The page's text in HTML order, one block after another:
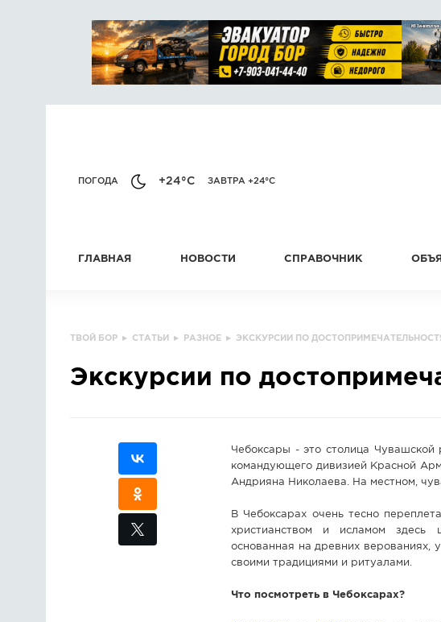
ПОГОДА +24°C ЗАВТРА +24°C
ГЛАВНАЯ НОВОСТИ СПРАВОЧНИК
ТВОЙ БОР ▸ СТАТЬИ ▸ РАЗНОЕ ▸ ЭКСКУРСИИ ПО
Экскурсии по
Чебоксары - это столица Чувашской
командующего дивизией Красной
Андрияна Николаева. На местном,
В Чебоксарах очень тесно
христианством и исламом здесь
основанная на древних верованиях,
своими традициями и ритуалами.
Что посмотреть в Чебоксарах?